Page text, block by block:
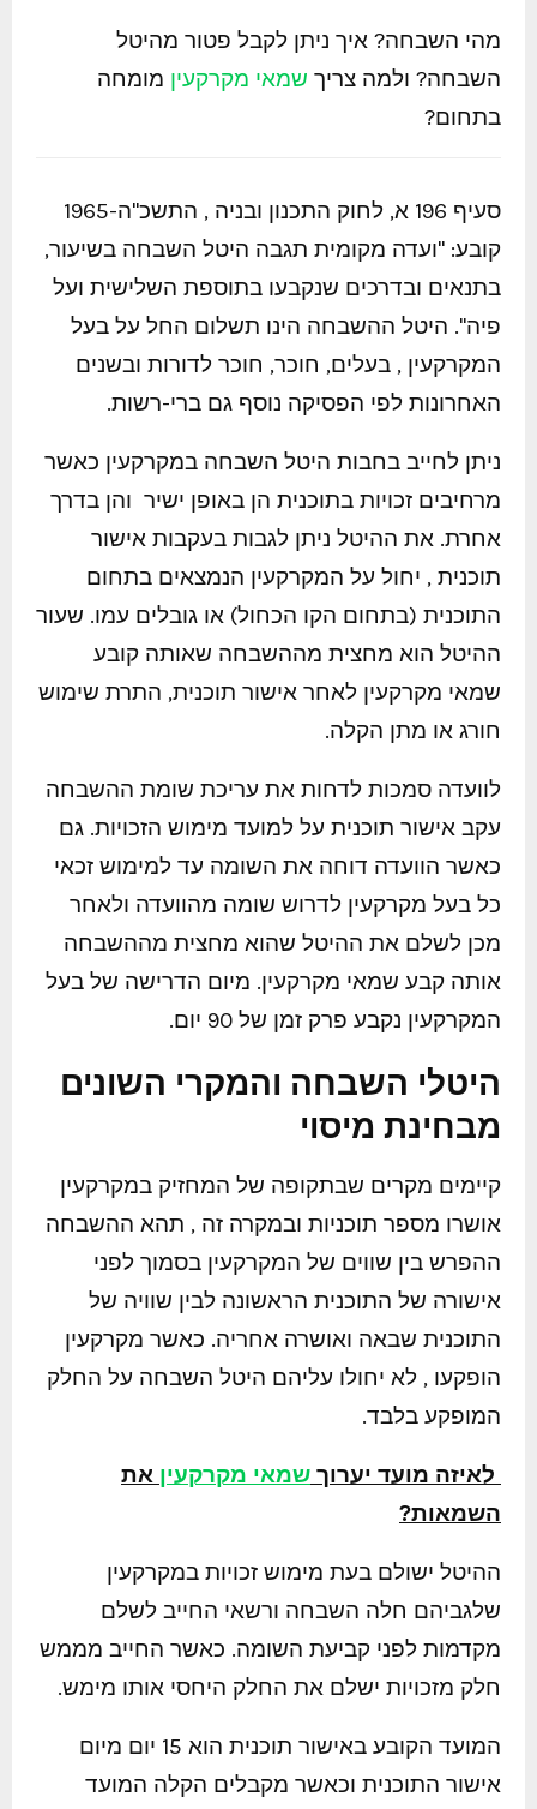
מהי השבחה? איך ניתן לקבל פטור מהיטל
השבחה? ולמה צריך שמאי מקרקעין מומחה
בתחום?
סעיף 196 א, לחוק התכנון ובניה , התשכ"ה-1965
קובע: "ועדה מקומית תגבה היטל השבחה בשיעור,
בתנאים ובדרכים שנקבעו בתוספת השלישית ועל
פיה". היטל ההשבחה הינו תשלום החל על בעל
המקרקעין , בעלים, חוכר, חוכר לדורות ובשנים
האחרונות לפי הפסיקה נוסף גם ברי-רשות.
ניתן לחייב בחבות היטל השבחה במקרקעין כאשר
מרחיבים זכויות בתוכנית הן באופן ישיר והן בדרך
אחרת. את ההיטל ניתן לגבות בעקבות אישור
תוכנית , יחול על המקרקעין הנמצאים בתחום
התוכנית (בתחום הקו הכחול) או גובלים עמו. שעור
ההיטל הוא מחצית מההשבחה שאותה קובע
שמאי מקרקעין לאחר אישור תוכנית, התרת שימוש
חורג או מתן הקלה.
לוועדה סמכות לדחות את עריכת שומת ההשבחה
עקב אישור תוכנית על למועד מימוש הזכויות. גם
כאשר הוועדה דוחה את השומה עד למימוש זכאי
כל בעל מקרקעין לדרוש שומה מהוועדה ולאחר
מכן לשלם את ההיטל שהוא מחצית מההשבחה
אותה קבע שמאי מקרקעין. מיום הדרישה של בעל
המקרקעין נקבע פרק זמן של 90 יום.
היטלי השבחה והמקרי השונים
מבחינת מיסוי
קיימים מקרים שבתקופה של המחזיק במקרקעין
אושרו מספר תוכניות ובמקרה זה , תהא ההשבחה
ההפרש בין שווים של המקרקעין בסמוך לפני
אישורה של התוכנית הראשונה לבין שוויה של
התוכנית שבאה ואושרה אחריה. כאשר מקרקעין
הופקעו , לא יחולו עליהם היטל השבחה על החלק
המופקע בלבד.
לאיזה מועד יערוך שמאי מקרקעין את
השמאות?
ההיטל ישולם בעת מימוש זכויות במקרקעין
שלגביהם חלה השבחה ורשאי החייב לשלם
מקדמות לפני קביעת השומה. כאשר החייב מממש
חלק מזכויות ישלם את החלק היחסי אותו מימש.
המועד הקובע באישור תוכנית הוא 15 יום מיום
אישור התוכנית וכאשר מקבלים הקלה המועד